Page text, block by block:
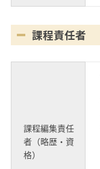
課程責任者
課程編集責任
者（略歴・資
格）